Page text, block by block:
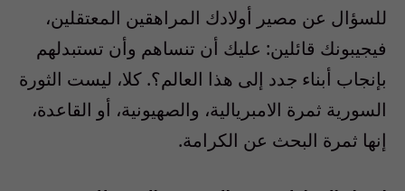
للسؤال عن مصير أولادك المراهقين المعتقلين،
فيجيبونك قائلين: عليك أن تنساهم وأن تستبدلهم
بإنجاب أبناء جدد إلى هذا العالم؟. كلا، ليست الثورة
السورية ثمرة الامبريالية، والصهيونية، أو القاعدة،
إنها ثمرة البحث عن الكرامة.